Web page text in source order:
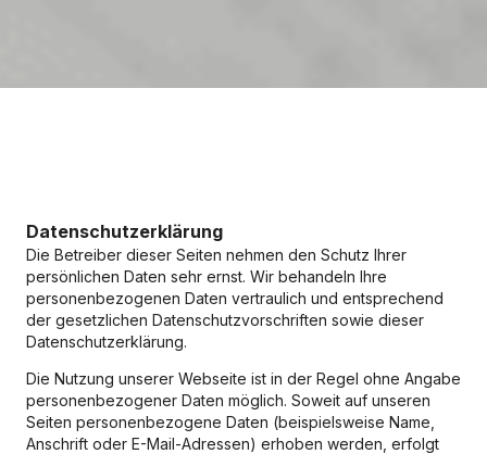
Datenschutzerklärung
Die Betreiber dieser Seiten nehmen den Schutz Ihrer
persönlichen Daten sehr ernst. Wir behandeln Ihre
personenbezogenen Daten vertraulich und entsprechend
der gesetzlichen Datenschutzvorschriften sowie dieser
Datenschutzerklärung.
Die Nutzung unserer Webseite ist in der Regel ohne Angabe
personenbezogener Daten möglich. Soweit auf unseren
Seiten personenbezogene Daten (beispielsweise Name,
Anschrift oder E-Mail-Adressen) erhoben werden, erfolgt